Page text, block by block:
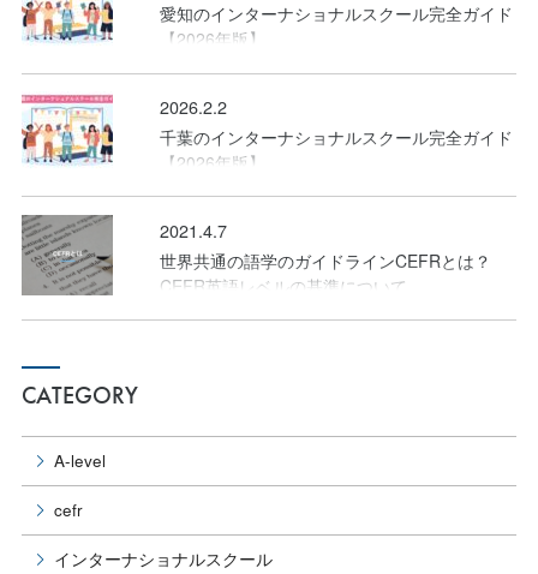
愛知のインターナショナルスクール完全ガイド
【2026年版】
2026.2.2
千葉のインターナショナルスクール完全ガイド
【2026年版】
2021.4.7
世界共通の語学のガイドラインCEFRとは？
CEFR英語レベルの基準について
CATEGORY
A-level
cefr
インターナショナルスクール